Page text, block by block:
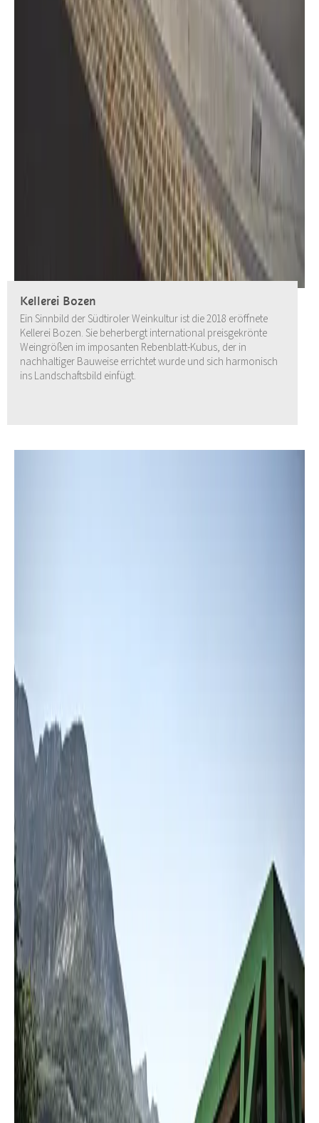
Kellerei Bozen
Ein Sinnbild der Südtiroler Weinkultur ist die 2018 eröffnete
Kellerei Bozen. Sie beherbergt international preisgekrönte
Weingrößen im imposanten Rebenblatt-Kubus, der in
nachhaltiger Bauweise errichtet wurde und sich harmonisch
ins Landschaftsbild einfügt.